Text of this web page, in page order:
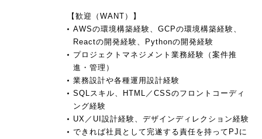
【歓迎（WANT）】
AWSの環境構築経験、GCPの環境構築経験、
Reactの開発経験、Pythonの開発経験
プロジェクトマネジメント業務経験（案件推
進・管理）
業務設計や各種運用設計経験
SQLスキル、HTML／CSSのフロントコーディ
ング経験
UX／UI設計経験、デザインディレクション経験
できれば社員として完遂する責任を持ってPJに